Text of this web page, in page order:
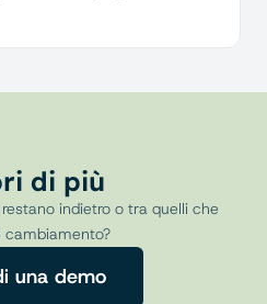
di più
indietro o tra quelli che
cambiamento?
una demo